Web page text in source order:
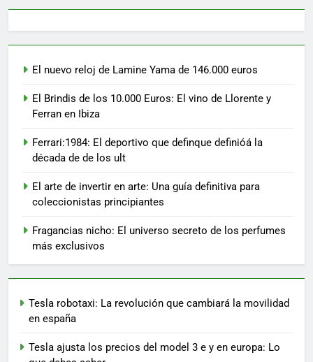
El nuevo reloj de Lamine Yama de 146.000 euros
El Brindis de los 10.000 Euros: El vino de Llorente y
Ferran en Ibiza
Ferrari:1984: El deportivo que definque definióá la
década de de los ult
El arte de invertir en arte: Una guía definitiva para
coleccionistas principiantes
Fragancias nicho: El universo secreto de los perfumes
más exclusivos
Tesla robotaxi: La revolución que cambiará la movilidad
en españa
Tesla ajusta los precios del model 3 e y en europa: Lo